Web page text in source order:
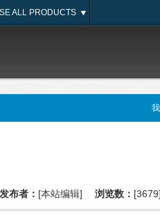
ALL PRODUCTS
发布者： [本站编辑] 浏览数：